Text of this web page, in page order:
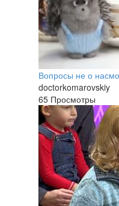
Вопросы не о
doctorkomarovskiy
65 Просмотры